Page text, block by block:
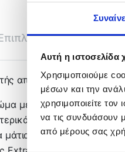
Αυτή η ιστοσελίδα
Χρησιμοποιούμε
μέσων και την
χρησιμοποιείτε
να τις συνδυάσουν
από μέρους σας
πληροφορίες
από την Remixon
με πρισματικές
για προκλητικούς
μάτια